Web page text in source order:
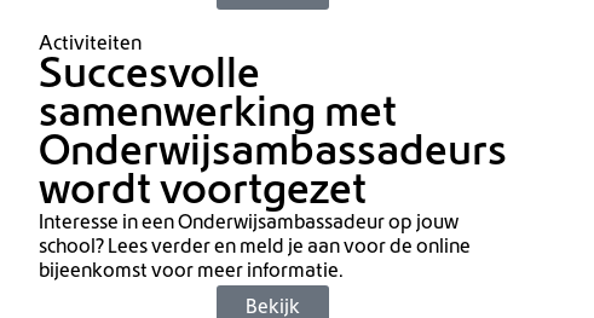
Activiteiten
Succesvolle
samenwerking met
Onderwijsambassadeurs
wordt voortgezet
Interesse in een Onderwijsambassadeur op jouw
school? Lees verder en meld je aan voor de online
bijeenkomst voor meer informatie.
Bekijk